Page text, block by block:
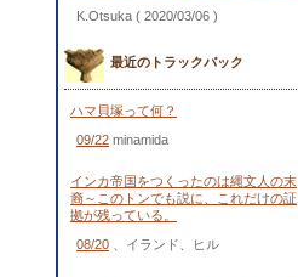
K.Otsuka ( 2020/03/06 )
最近のトラックバック
ハマ貝塚って何？
09/22 minamida
インカ帝国をつくったのは縄文人の末
裔～このトンでも説に、これだけの証
拠が残っている。
08/20
、イランド、ヒル